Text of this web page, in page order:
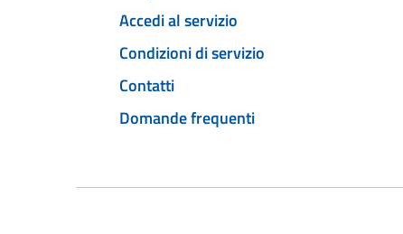
Accedi al servizio
Condizioni di servizio
Contatti
Domande frequenti